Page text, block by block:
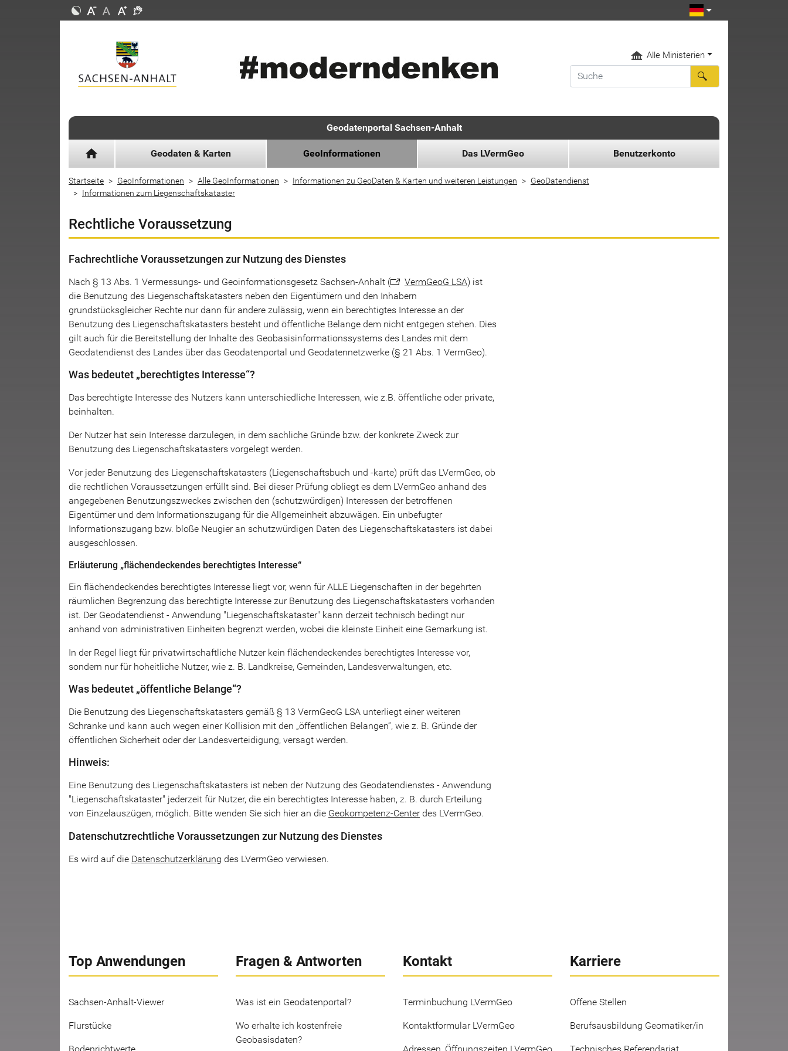
Alle Ministerien
Geodatenportal Sachsen-Anhalt
home Geodaten & Karten GeoInformationen Das LVermGeo Benutzerkonto
Startseite GeoInformationen Alle GeoInformationen Informationen zu GeoDaten & Karten und weiteren Leistungen
GeoDatendienst
Informationen zum Liegenschaftskataster
Rechtliche Voraussetzung
Fachrechtliche Voraussetzungen zur Nutzung des Dienstes
Nach § 13 Abs. 1 Vermessungs- und Geoinformationsgesetz Sachsen-Anhalt ( VermGeoG LSA) ist
die Benutzung des Liegenschaftskatasters neben den Eigentümern und den Inhabern
grundstücksgleicher Rechte nur dann für andere zulässig, wenn ein berechtigtes Interesse an der
Benutzung des Liegenschaftskatasters besteht und öffentliche Belange dem nicht entgegen stehen. Dies
gilt auch für die Bereitstellung der Inhalte des Geobasisinformationssystems des Landes mit dem
Geodatendienst des Landes über das Geodatenportal und Geodatennetzwerke (§ 21 Abs. 1 VermGeo).
Was bedeutet „berechtigtes Interesse“?
Das berechtigte Interesse des Nutzers kann unterschiedliche Interessen, wie z.B. öffentliche oder private,
beinhalten.
Der Nutzer hat sein Interesse darzulegen, in dem sachliche Gründe bzw. der konkrete Zweck zur
Benutzung des Liegenschaftskatasters vorgelegt werden.
Vor jeder Benutzung des Liegenschaftskatasters (Liegenschaftsbuch und -karte) prüft das LVermGeo, ob
die rechtlichen Voraussetzungen erfüllt sind. Bei dieser Prüfung obliegt es dem LVermGeo anhand des
angegebenen Benutzungszweckes zwischen den (schutzwürdigen) Interessen der betroffenen
Eigentümer und dem Informationszugang für die Allgemeinheit abzuwägen. Ein unbefugter
Informationszugang bzw. bloße Neugier an schutzwürdigen Daten des Liegenschaftskatasters ist dabei
ausgeschlossen.
Erläuterung „flächendeckendes berechtigtes Interesse“
Ein flächendeckendes berechtigtes Interesse liegt vor, wenn für ALLE Liegenschaften in der begehrten
räumlichen Begrenzung das berechtigte Interesse zur Benutzung des Liegenschaftskatasters vorhanden
ist. Der Geodatendienst - Anwendung "Liegenschaftskataster" kann derzeit technisch bedingt nur
anhand von administrativen Einheiten begrenzt werden, wobei die kleinste Einheit eine Gemarkung ist.
In der Regel liegt für privatwirtschaftliche Nutzer kein flächendeckendes berechtigtes Interesse vor,
sondern nur für hoheitliche Nutzer, wie z. B. Landkreise, Gemeinden, Landesverwaltungen, etc.
Was bedeutet „öffentliche Belange“?
Die Benutzung des Liegenschaftskatasters gemäß § 13 VermGeoG LSA unterliegt einer weiteren
Schranke und kann auch wegen einer Kollision mit den „öffentlichen Belangen“, wie z. B. Gründe der
öffentlichen Sicherheit oder der Landesverteidigung, versagt werden.
Hinweis:
Eine Benutzung des Liegenschaftskatasters ist neben der Nutzung des Geodatendienstes - Anwendung
"Liegenschaftskataster" jederzeit für Nutzer, die ein berechtigtes Interesse haben, z. B. durch Erteilung
von Einzelauszügen, möglich. Bitte wenden Sie sich hier an die Geokompetenz-Centerdes LVermGeo.
Datenschutzrechtliche Voraussetzungen zur Nutzung des Dienstes
Es wird auf die Datenschutzerklärung des LVermGeo verwiesen.
Top Anwendungen
Sachsen-Anhalt-Viewer
Flurstücke
Fragen & Antworten
Was ist ein Geodatenportal?
Wo erhalte ich kostenfreie
Geobasisdaten?
Kontakt
Terminbuchung LVermGeo
Kontaktformular LVermGeo
Karriere
Offene Stellen
Berufsausbildung Geomatiker/in